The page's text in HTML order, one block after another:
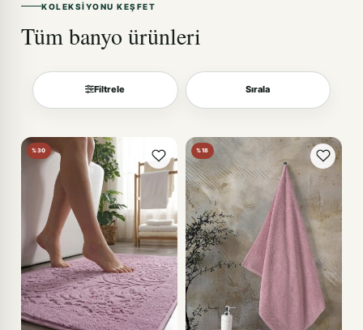
KOLEKSIYONU KEŞFET
Tüm banyo ürünleri
Filtrele Sırala
Sırala
%30 %18